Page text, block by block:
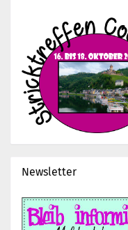
Newsletter